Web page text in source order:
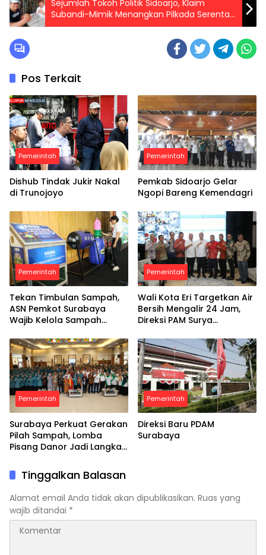
Sejumlah Tokoh Politik Sidoarjo, Klaim
Subandi-Mimik Menangkan Pilkada Serentak
di Tahun 2024
Pos Terkait
Pemerintah
Dishub Tindak Jukir Nakal
di Trunojoyo
Pemerintah
Pemkab Sidoarjo Gelar
Ngopi Bareng Kemendagri
Pemerintah
Tekan Timbulan Sampah,
ASN Pemkot Surabaya
Wajib Kelola Sampah
Pemerintah
Wali Kota Eri Targetkan Air
Bersih Mengalir 24 Jam,
Direksi PAM Surya
Investor
Pemerintah
Surabaya Perkuat Gerakan
Pilah Sampah, Lomba
Pisang Danor Jadi Langkah
Pancasila
Pemerintah
Direksi Baru PDAM
Surabaya
Tinggalkan Balasan
Alamat email Anda tidak akan dipublikasikan. Ruas yang
wajib ditandai *